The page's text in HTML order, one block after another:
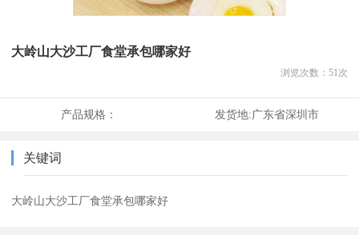
大岭山大沙工厂食堂承包哪家好
浏览次数： 51次
产品规格： 发货地:广东省深圳市
关键词
大岭山大沙工厂食堂承包哪家好